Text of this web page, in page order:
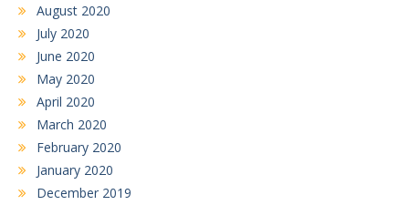
August 2020
July 2020
June 2020
May 2020
April 2020
March 2020
February 2020
January 2020
December 2019